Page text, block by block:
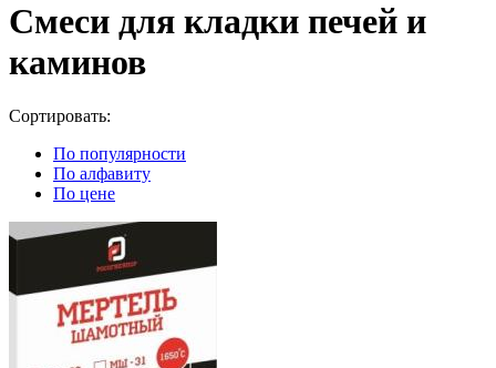
Смеси для кладки печей и
каминов
Сортировать:
По популярности
По алфавиту
По цене